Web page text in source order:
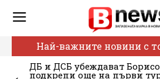
Най-важните новини с
ДБ и ДСБ убеждават
подкрепи още на първи